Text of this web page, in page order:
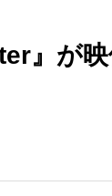
』が